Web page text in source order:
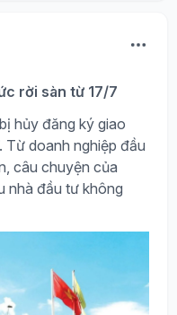
rời sàn từ 17/7
hủy đăng ký giao
Từ doanh nghiệp đầu
câu chuyện của
nhà đầu tư không